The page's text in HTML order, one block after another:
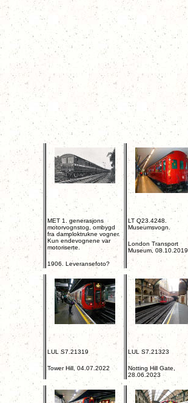
MET 1. generasjons
motorvognstog, ombygd
fra damploktrukne vogner.
Kun endevognene var
motoriserte.
1906. Leveransefoto?
LT Q23.4248.
Museumsvogn.
London Transport
Museum, 08.10.2019
LUL S7.21319
Tower Hill, 04.07.2022
LUL S7.21323
Notting Hill Gate,
28.06.2023